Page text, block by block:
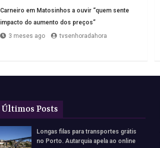
Carneiro em Matosinhos a ouvir “quem sente
impacto do aumento dos preços”
3 meses ago
tvsenhoradahora
Últimos Posts
Longas filas para transportes grátis
no Porto. Autarquia apela ao online